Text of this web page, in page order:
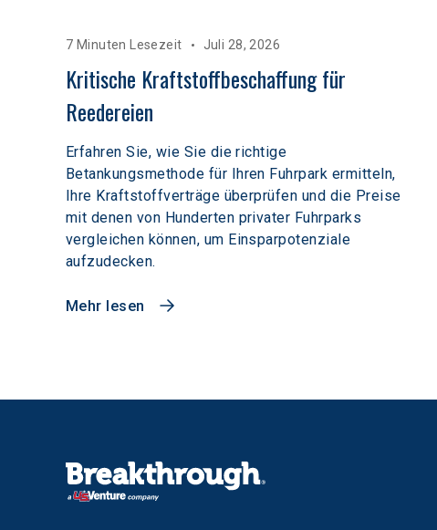
7 Minuten Lesezeit Juli 28, 2026
Kritische Kraftstoffbeschaffung für
Reedereien
Erfahren Sie, wie Sie die richtige
Betankungsmethode für Ihren Fuhrpark ermitteln,
Ihre Kraftstoffverträge überprüfen und die Preise
mit denen von Hunderten privater Fuhrparks
vergleichen können, um Einsparpotenziale
aufzudecken.
Mehr lesen